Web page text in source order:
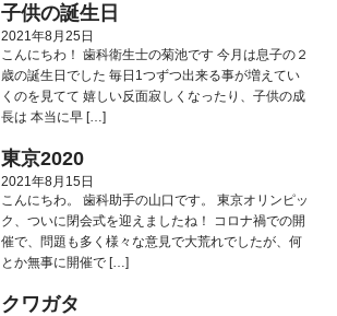
子供の誕生日
2021年8月25日
こんにちわ！ 歯科衛生士の菊池です 今月は息子の２
歳の誕生日でした 毎日1つずつ出来る事が増えてい
くのを見てて 嬉しい反面寂しくなったり、子供の成
長は 本当に早 […]
東京2020
2021年8月15日
こんにちわ。 歯科助手の山口です。 東京オリンピッ
ク、ついに閉会式を迎えましたね！ コロナ禍での開
催で、問題も多く様々な意見で大荒れでしたが、何
とか無事に開催で […]
クワガタ